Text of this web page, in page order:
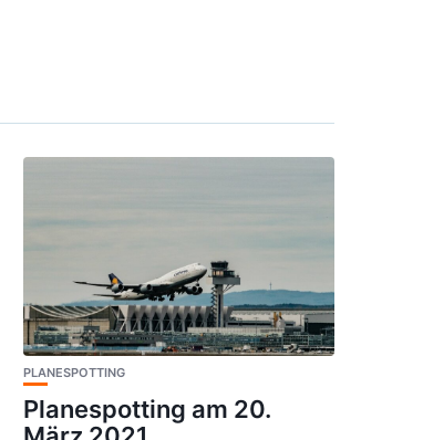
PLANESPOTTING
Planespotting am 20.